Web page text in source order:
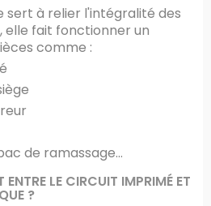
sert à relier l'intégralité des
elle fait fonctionner un
comme :
de ramassage...
ENTRE LE CIRCUIT IMPRIMÉ ET
?